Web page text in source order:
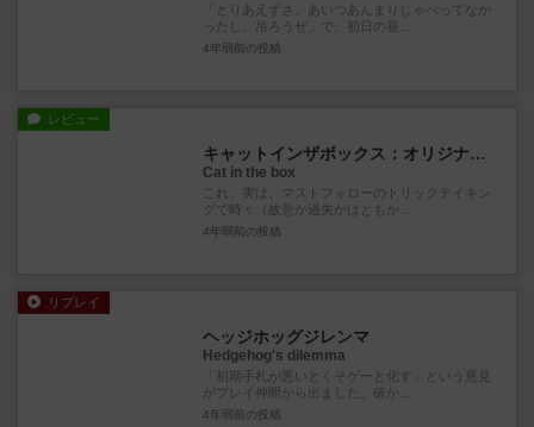
「とりあえずさ、あいつあんまりしゃべってなか
ったし、吊ろうぜ」で、初日の昼...
4年弱前 の投稿
レビュー
キャットインザボックス：オリジナル版
Cat in the box
これ、実は、マストフォローのトリックテイキン
グで時々（故意か過失かはともか...
4年弱前 の投稿
リプレイ
ヘッジホッグジレンマ
Hedgehog's dilemma
「初期手札が悪いとくそゲーと化す」という意見
がプレイ仲間から出ました。確か...
4年弱前 の投稿